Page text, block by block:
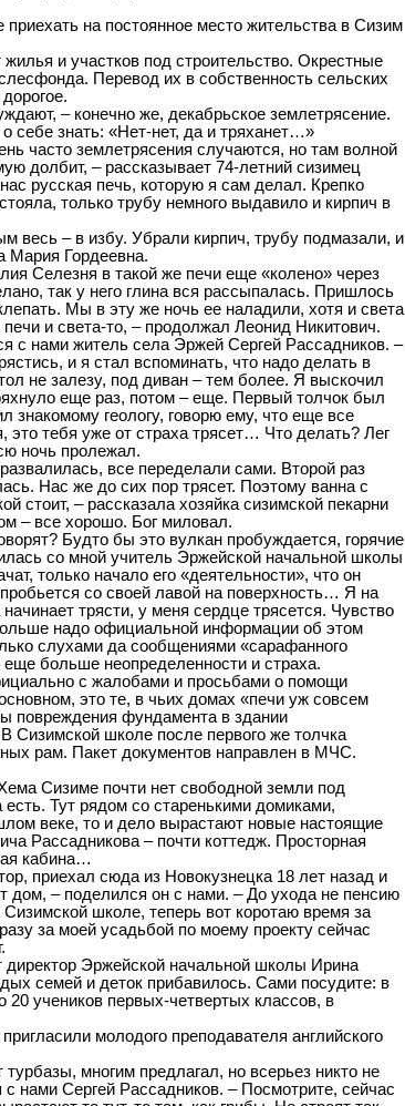
на постоянное место жительства в Сизим
и участков под строительство. Окрестные
Перевод их в собственность сельских
– конечно же, декабрьское землетрясение.
себе знать: «Нет-нет, да и тряханет…»
часто землетрясения случаются, но там волной
долбит, – рассказывает 74-летний сизимец
русская печь, которую я сам делал. Крепко
только трубу немного выдавило и кирпич в
весь – в избу. Убрали кирпич, трубу подмазали, и
Мария Гордеевна.
Селезня в такой же печи еще «колено» через
так у него глина вся рассыпалась. Пришлось
Мы в эту же ночь ее наладили, хотя и света
и света-то, – продолжал Леонид Никитович.
с нами житель села Эржей Сергей Рассадников. –
и я стал вспоминать, что надо делать в
не залезу, под диван – тем более. Я выскочил
еще раз, потом – еще. Первый толчок был
знакомому геологу, говорю ему, что еще все
это тебя уже от страха трясет… Что делать? Лег
ночь пролежал.
все переделали сами. Второй раз
Нас же до сих пор трясет. Поэтому ванна с
стоит, – рассказала хозяйка сизимской пекарни
– все хорошо. Бог миловал.
Будто бы это вулкан пробуждается, горячие
со мной учитель Эржейской начальной школы
только начало его «деятельности», что он
со своей лавой на поверхность… Я на
трясти, у меня сердце трясется. Чувство
надо официальной информации об этом
слухами да сообщениями «сарафанного
еще больше неопределенности и страха.
с жалобами и просьбами о помощи
это те, в чьих домах «печи уж совсем
повреждения фундамента в здании
Сизимской школе после первого же толчка
рам. Пакет документов направлен в МЧС.
Сизиме почти нет свободной земли под
Тут рядом со старенькими домиками,
веке, то и дело вырастают новые настоящие
Рассадникова – почти коттедж. Просторная
кабина…
приехал сюда из Новокузнецка 18 лет назад и
дом, – поделился он с нами. – До ухода не пенсию
школе, теперь вот коротаю время за
за моей усадьбой по моему проекту сейчас
директор Эржейской начальной школы Ирина
семей и деток прибавилось. Сами посудите: в
учеников первых-четвертых классов, в
молодого преподавателя английского
многим предлагал, но всерьез никто не
нами Сергей Рассадников. – Посмотрите, сейчас